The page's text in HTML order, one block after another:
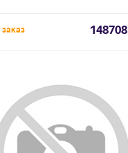
148708